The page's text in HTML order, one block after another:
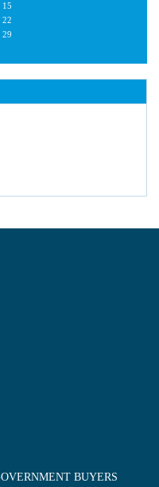
15
22
29
BUYERS